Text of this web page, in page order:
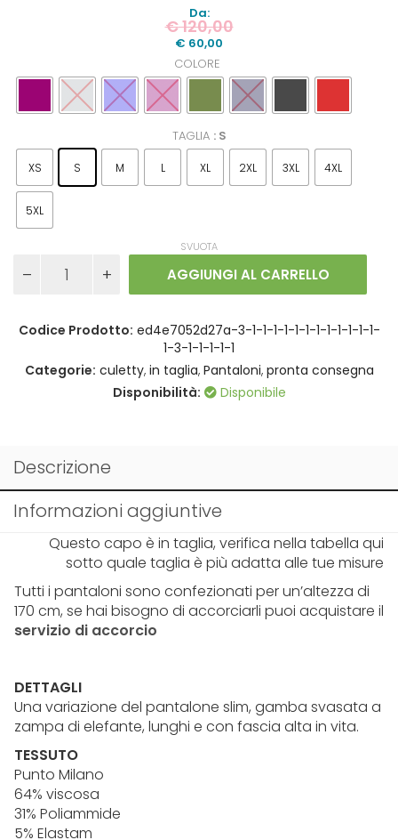
Da:
€120,00
€ 60,00
COLORE
TAGLIA : S
XS S M L XL 2XL 3XL 4XL
5XL
SVUOTA
Zampetty
IN
quantità
AGGIUNGI AL CARRELLO
Codice Prodotto: ed4e7052d27a-3-1-1-1-1-1-1-1-1-1-1-1-1-
1-3-1-1-1-1-1
Categorie: culetty, in taglia, Pantaloni, pronta consegna
Disponibilità:
Disponibile
Descrizione
Informazioni aggiuntive
Questo capo è in taglia, verifica nella tabella qui
sotto quale taglia è più adatta alle tue misure
Tutti i pantaloni sono confezionati per un’altezza di
170 cm, se hai bisogno di accorciarli puoi acquistare il
servizio di accorcio
DETTAGLI
Una variazione del pantalone slim, gamba svasata a
zampa di elefante, lunghi e con fascia alta in vita.
TESSUTO
Punto Milano
64% viscosa
31% Poliammide
5% Elastam